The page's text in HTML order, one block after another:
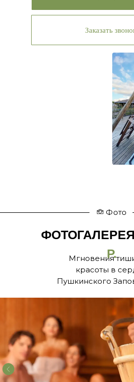
Заказать
Фото
Мгновения
красоты в
Пушкинского
ФОТОГАЛЕРЕЯ
Р.